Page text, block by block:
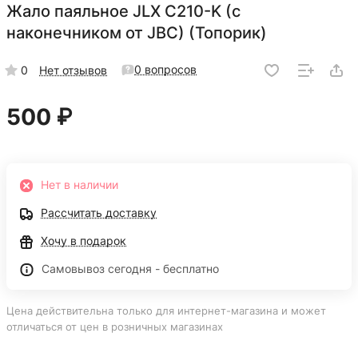
Жало паяльное JLX C210-K (с
наконечником от JBC) (Топорик)
0 Нет отзывов 0 вопросов
500 ₽
Нет в наличии
Рассчитать доставку
Хочу в подарок
Самовывоз сегодня - бесплатно
Цена действительна только для интернет-магазина и может
отличаться от цен в розничных магазинах